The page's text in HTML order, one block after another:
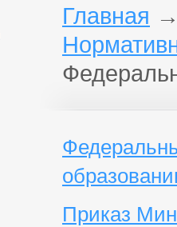
Главная
Приказ